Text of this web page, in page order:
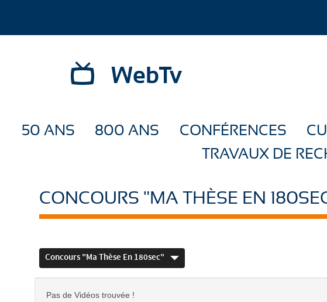
WebTv
50 ANS 800 ANS CONFÉRENCES
TRAVAUX DE
CONCOURS "MA THÈSE EN
Concours "Ma Thèse En 180sec"
Pas de Vidéos trouvée !